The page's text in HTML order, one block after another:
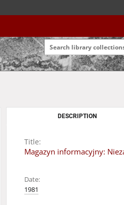
DESCRIPTION
Title:
Magazyn informacyjny:
Date:
1981